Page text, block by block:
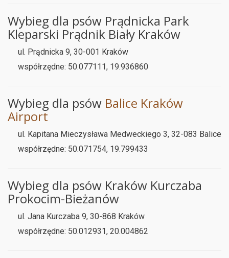
Wybieg dla psów Prądnicka Park
Kleparski Prądnik Biały Kraków
ul. Prądnicka 9, 30-001 Kraków
współrzędne: 50.077111, 19.936860
Wybieg dla psów Balice Kraków
Airport
ul. Kapitana Mieczysława Medweckiego 3, 32-083 Balice
współrzędne: 50.071754, 19.799433
Wybieg dla psów Kraków Kurczaba
Prokocim-Bieżanów
ul. Jana Kurczaba 9, 30-868 Kraków
współrzędne: 50.012931, 20.004862